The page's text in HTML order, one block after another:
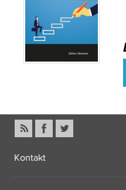
Kontakt